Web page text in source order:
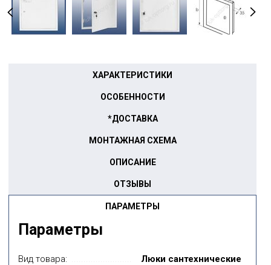
ПАРАМЕТРЫ
ХАРАКТЕРИСТИКИ
ОСОБЕННОСТИ
*ДОСТАВКА
МОНТАЖНАЯ СХЕМА
ОПИСАНИЕ
ОТЗЫВЫ
Параметры
Вид товара:
Люки сантехнические